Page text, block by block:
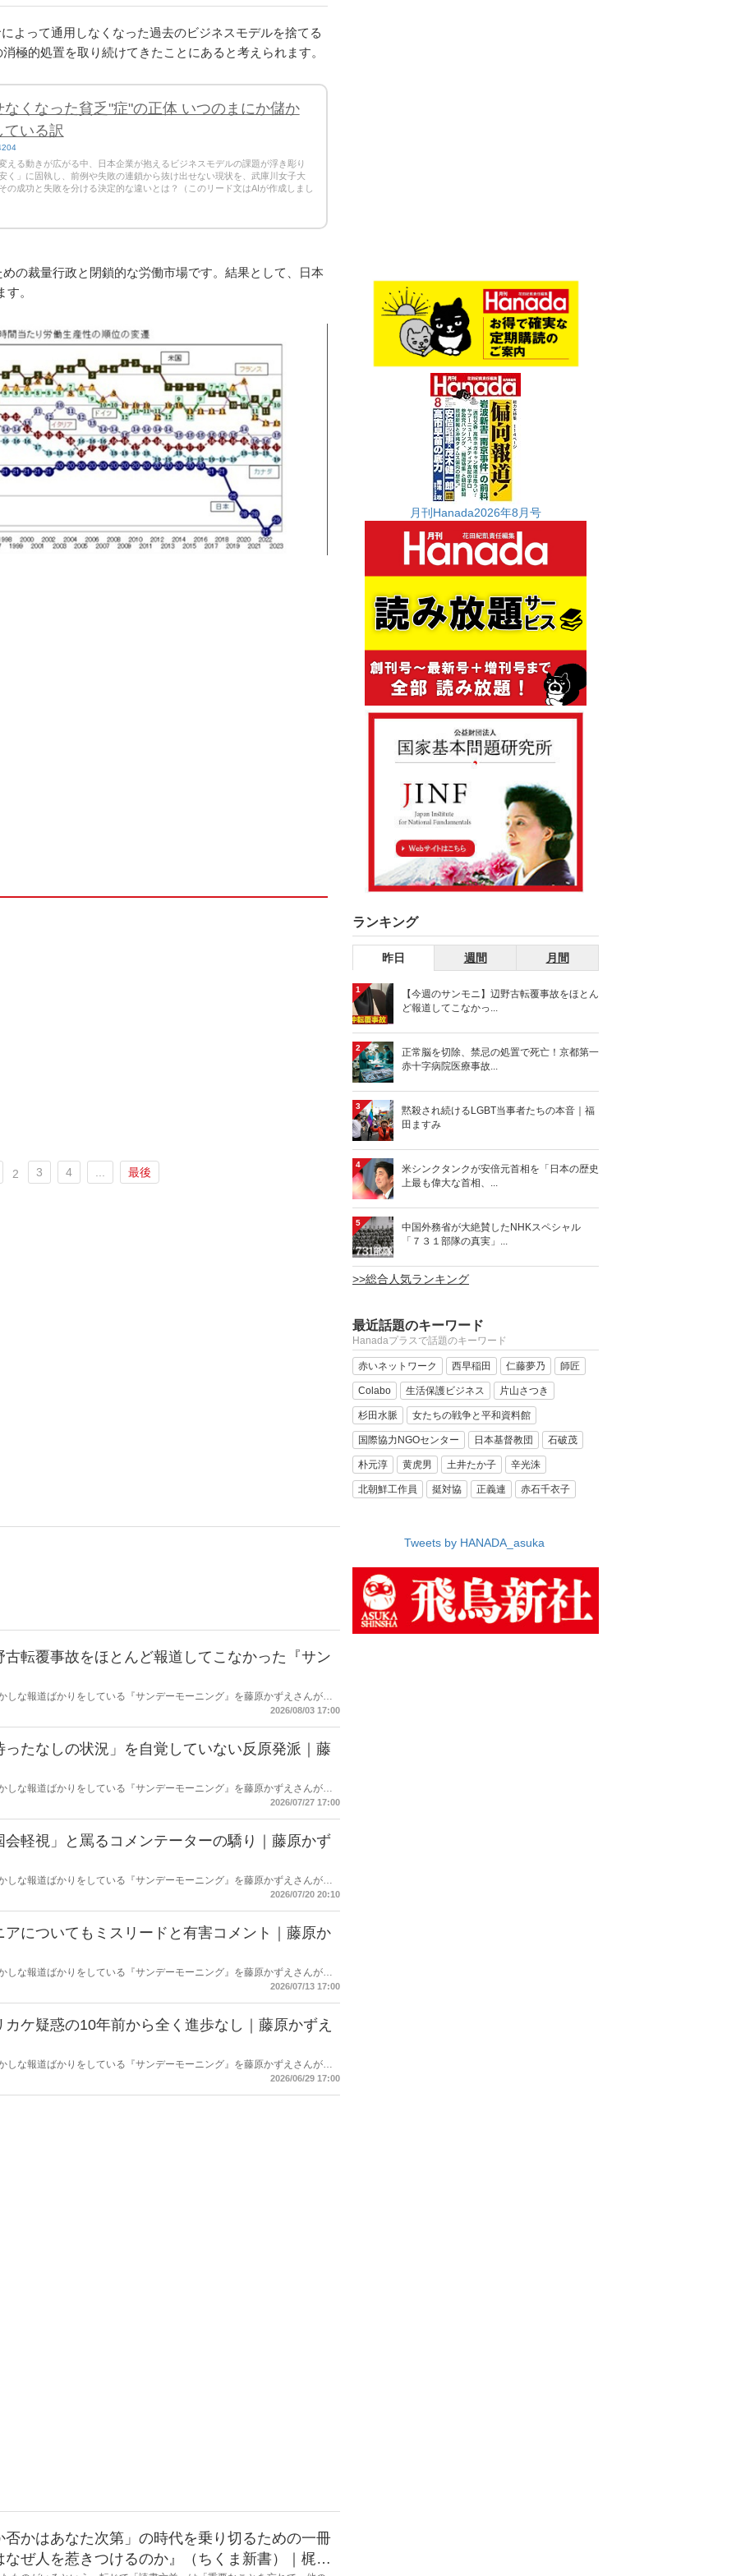
よって通用しなくなった過去のビジネスモデルを捨てる
極的処置を取り続けてきたことにあると考えられます。
くなった貧乏"症"の正体 いつのまにか儲か
いる訳
える動きが広がる中、日本企業が抱えるビジネスモデルの課題が浮き彫り
く」に固執し、前例や失敗の連鎖から抜け出せない現状を、武庫川女子大
の成功と失敗を分ける決定的な違いとは？（このリード文はAIが作成しまし
の裁量行政と閉鎖的な労働市場です。結果として、日本
。
2 3 4 最後
転覆事故をほとんど報道してこなかった『サン
しな報道ばかりをしている『サンデーモーニング』を藤原かずえさんがデ
2026/08/03 17:00
たなしの状況」を自覚していない反原発派｜藤
しな報道ばかりをしている『サンデーモーニング』を藤原かずえさんがデ
2026/07/27 17:00
軽視」と罵るコメンテーターの驕り｜藤原かず
しな報道ばかりをしている『サンデーモーニング』を藤原かずえさんがデ
2026/07/20 20:10
についてもミスリードと有害コメント｜藤原か
しな報道ばかりをしている『サンデーモーニング』を藤原かずえさんがデ
2026/07/13 17:00
ケ疑惑の10年前から全く進歩なし｜藤原かずえ
しな報道ばかりをしている『サンデーモーニング』を藤原かずえさんがデ
2026/06/29 17:00
かはあなた次第」の時代を乗り切るための一冊
ぜ人を惹きつけるのか』（ちくま新書）｜梶原
月刊Hanada2026年8月号
ランキング
昨日 週間 月間
1
【今週のサンモニ】辺野古転覆事故をほとん
ど報道してこなかっ...
2
正常脳を切除、禁忌の処置で死亡！京都第一
赤十字病院医療事故...
3
黙殺され続けるLGBT当事者たちの本音｜福
田ますみ
4
米シンクタンクが安倍元首相を「日本の歴史
上最も偉大な首相、...
5
中国外務省が大絶賛したNHKスペシャル
「７３１部隊の真実」...
>>総合人気ランキング
最近話題のキーワード
Hanadaプラスで話題のキーワード
赤いネットワーク 西早稲田 仁藤夢乃 師匠
Colabo 生活保護ビジネス 片山さつき
杉田水脈 女たちの戦争と平和資料館
国際協力NGOセンター 日本基督教団 石破茂
朴元淳 黄虎男 土井たか子 辛光洙
北朝鮮工作員 挺対協 正義連 赤石千衣子
Tweets by HANADA_asuka